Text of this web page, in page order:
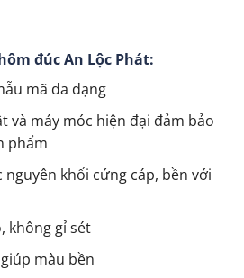
đúc An Lộc Phát:
mã đa dạng
và máy móc hiện đại đảm bảo
phẩm
khối cứng cáp, bền với
không gỉ sét
màu bền